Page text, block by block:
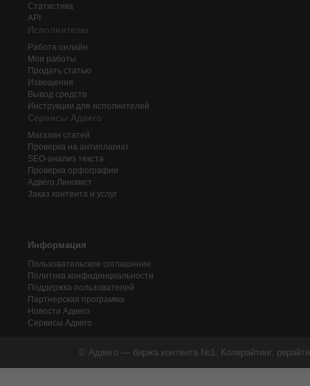
Статистика
API
Исполнителю
Работа онлайн
Мои работы
Продать статью
Извещения
Вывод средств
Инструкции для исполнителей
Сервисы Адвего
Магазин статей
Проверка на антиплагиат
SEO-анализ текста
Проверка орфографии
Адвего Лингвист
Заказ контента и услуг
Информация
Пользовательское соглашение
Политика конфиденциальности
Поддержка пользователей
Партнерская программа
Новости Адвего
Сервисы Адвего
© Адвего — биржа контента №1. Копирайтинг,